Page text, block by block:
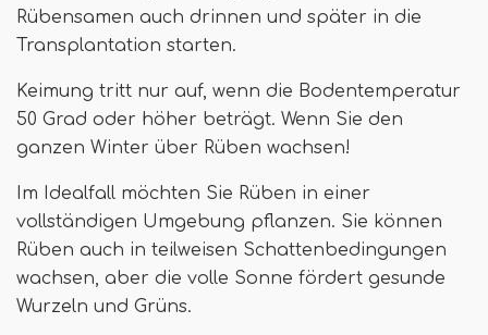
Rübensamen auch drinnen und später in die
Transplantation starten.
Keimung tritt nur auf, wenn die Bodentemperatur
50 Grad oder höher beträgt. Wenn Sie den
ganzen Winter über Rüben wachsen!
Im Idealfall möchten Sie Rüben in einer
vollständigen Umgebung pflanzen. Sie können
Rüben auch in teilweisen Schattenbedingungen
wachsen, aber die volle Sonne fördert gesunde
Wurzeln und Grüns.